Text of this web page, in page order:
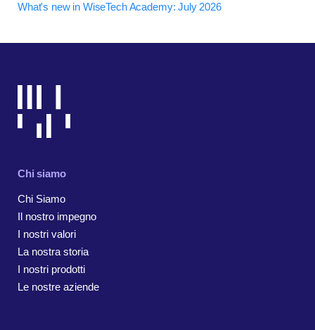
What's new in WiseTech Academy: July 2026
Chi siamo
Chi Siamo
Il nostro impegno
I nostri valori
La nostra storia
I nostri prodotti
Le nostre aziende